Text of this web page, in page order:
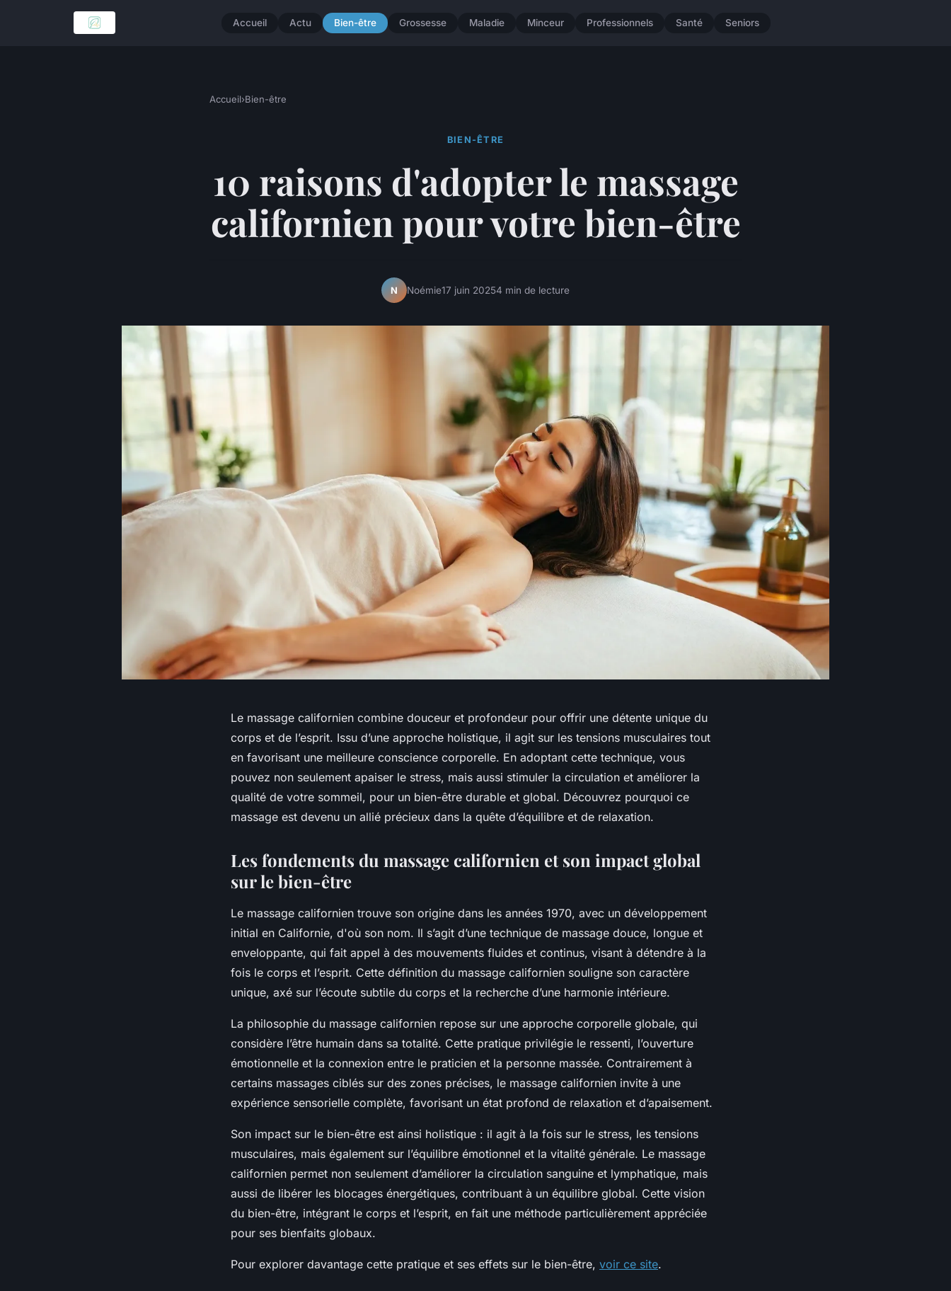
Accueil Actu Bien-être Grossesse Maladie Minceur Professionnels Santé Seniors
Accueil›Bien-être
BIEN-ÊTRE
10 raisons d'adopter le massage
californien pour votre bien-être
N Noémie17 juin 20254 min de lecture
Le massage californien combine douceur et profondeur pour offrir une détente unique du
corps et de l’esprit. Issu d’une approche holistique, il agit sur les tensions musculaires tout
en favorisant une meilleure conscience corporelle. En adoptant cette technique, vous
pouvez non seulement apaiser le stress, mais aussi stimuler la circulation et améliorer la
qualité de votre sommeil, pour un bien-être durable et global. Découvrez pourquoi ce
massage est devenu un allié précieux dans la quête d’équilibre et de relaxation.
Les fondements du massage californien et son impact global
sur le bien-être
Le massage californien trouve son origine dans les années 1970, avec un développement
initial en Californie, d'où son nom. Il s’agit d’une technique de massage douce, longue et
enveloppante, qui fait appel à des mouvements fluides et continus, visant à détendre à la
fois le corps et l’esprit. Cette définition du massage californien souligne son caractère
unique, axé sur l’écoute subtile du corps et la recherche d’une harmonie intérieure.
La philosophie du massage californien repose sur une approche corporelle globale, qui
considère l’être humain dans sa totalité. Cette pratique privilégie le ressenti, l’ouverture
émotionnelle et la connexion entre le praticien et la personne massée. Contrairement à
certains massages ciblés sur des zones précises, le massage californien invite à une
expérience sensorielle complète, favorisant un état profond de relaxation et d’apaisement.
Son impact sur le bien-être est ainsi holistique : il agit à la fois sur le stress, les tensions
musculaires, mais également sur l’équilibre émotionnel et la vitalité générale. Le massage
californien permet non seulement d’améliorer la circulation sanguine et lymphatique, mais
aussi de libérer les blocages énergétiques, contribuant à un équilibre global. Cette vision
du bien-être, intégrant le corps et l’esprit, en fait une méthode particulièrement appréciée
pour ses bienfaits globaux.
Pour explorer davantage cette pratique et ses effets sur le bien-être, voir ce site.